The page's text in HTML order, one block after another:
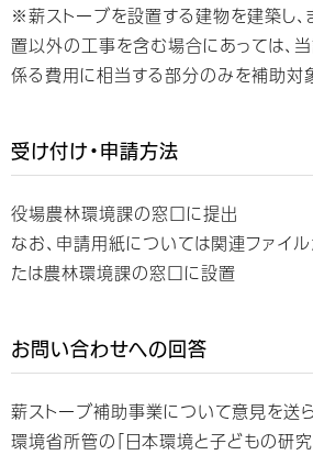
※薪ストーブを設置する建物を建築し
置以外の工事を含む場合にあっては、
係る費用に相当する部分のみを補助対
受け付け・申請方法
役場農林環境課の窓口に提出
なお、申請用紙については関連ファイル
たは農林環境課の窓口に設置
お問い合わせへの回答
薪ストーブ補助事業について意見を送
環境省所管の「日本環境と子どもの研究